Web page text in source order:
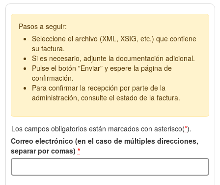
Pasos a seguir:
Seleccione el archivo (XML, XSIG, etc.) que contiene
su factura.
Si es necesario, adjunte la documentación adicional.
Pulse el botón "Enviar" y espere la página de
confirmación.
Para confirmar la recepción por parte de la
administración, consulte el estado de la factura.
Los campos obligatorios están marcados con asterisco(*).
Correo electrónico (en el caso de múltiples direcciones,
separar por comas) *